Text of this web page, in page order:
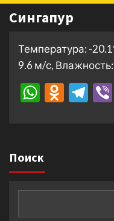
Сингапур
Температура: -
9.6 м/с,
Поиск